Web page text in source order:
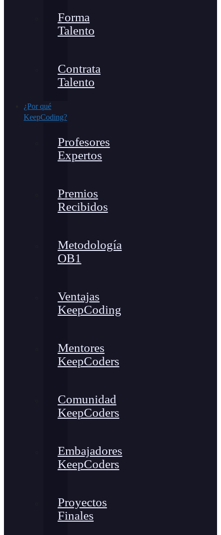
Forma
Talento
Contrata
Talento
¿Por qué
KeepCoding?
Profesores
Expertos
Premios
Recibidos
Metodología
OB1
Ventajas
KeepCoding
Mentores
KeepCoders
Comunidad
KeepCoders
Embajadores
KeepCoders
Proyectos
Finales